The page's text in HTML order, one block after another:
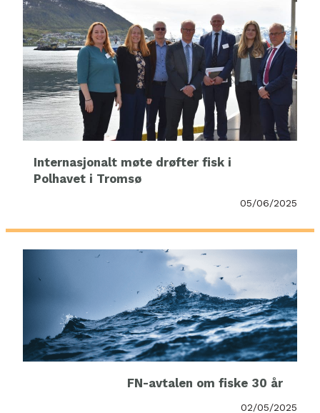
Internasjonalt møte drøfter fisk i
Polhavet i Tromsø
05/06/2025
FN-avtalen om fiske 30 år
02/05/2025